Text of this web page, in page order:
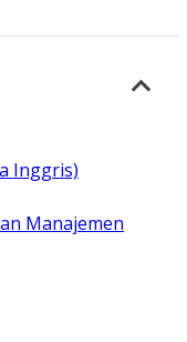
Inggris)
Manajemen